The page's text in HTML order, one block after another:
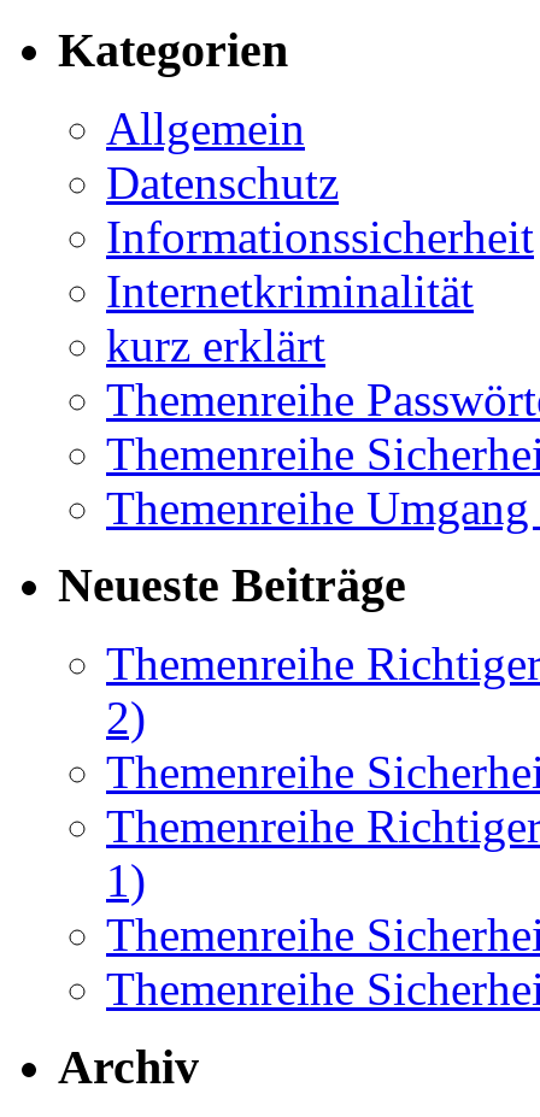
Kategorien
Allgemein
Datenschutz
Informationssicherheit
Internetkriminalität
kurz erklärt
Themenreihe
Themenreihe
Themenreihe
Neueste Beiträge
Themenreihe
2)
Themenreihe
Themenreihe
1)
Themenreihe
Themenreihe
Archiv